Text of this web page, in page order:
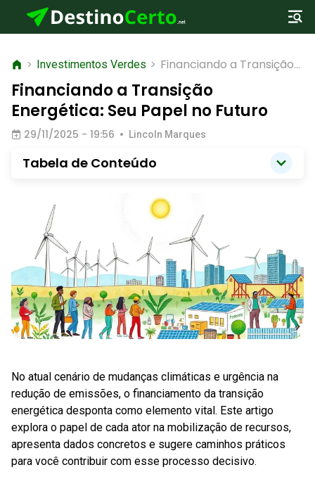
> Investimentos Verdes > Financiando a Transição
Energética: Seu Papel no
Futuro
Financiando a Transição
Energética: Seu Papel no Futuro
29/11/2025 - 19:56 • Lincoln Marques
Tabela de Conteúdo
No atual cenário de mudanças climáticas e urgência na
redução de emissões, o financiamento da transição
energética desponta como elemento vital. Este artigo
explora o papel de cada ator na mobilização de recursos,
apresenta dados concretos e sugere caminhos práticos
para você contribuir com esse processo decisivo.